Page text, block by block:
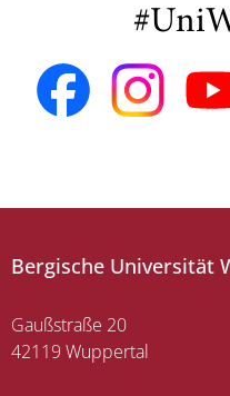
Bergische Universität
Gaußstraße 20
42119 Wuppertal